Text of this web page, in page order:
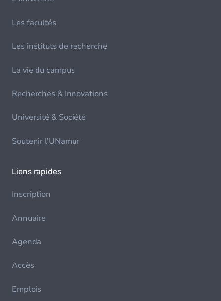
Les facultés
Les instituts de recherche
La vie du campus
Recherches & Innovations
Université & Société
Soutenir l'UNamur
Liens rapides
Inscription
Annuaire
Agenda
Accès
Emplois